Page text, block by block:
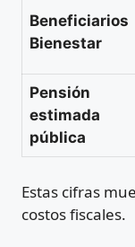
Beneficiarios
Bienestar
Pensión
estimada
pública
Estas cifras
costos fiscales.